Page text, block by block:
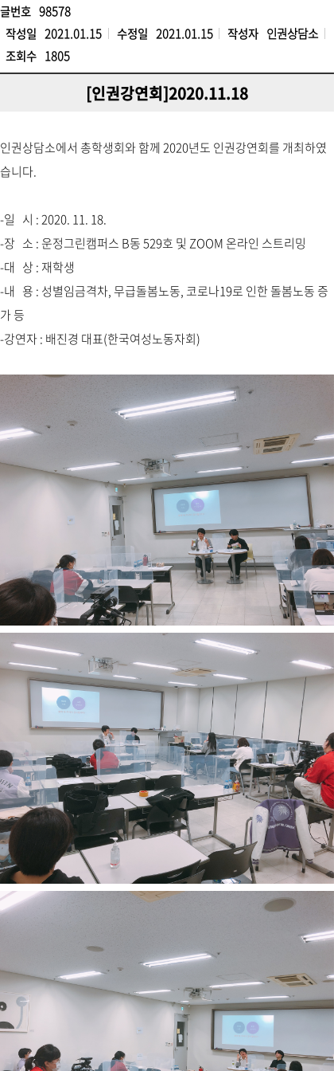
글번호 98578
작성일 2021.01.15 수정일 2021.01.15 작성자 인권상담소
조회수 1805
[인권강연회]2020.11.18
인권상담소에서 총학생회와 함께 2020년도 인권강연회를 개최하였
습니다.
-일 시 : 2020. 11. 18.
-장 소 : 운정그린캠퍼스 B동 529호 및 ZOOM 온라인 스트리밍
-대 상 : 재학생
-내 용 : 성별임금격차, 무급돌봄노동, 코로나19로 인한 돌봄노동 증
가 등
-강연자 : 배진경 대표(한국여성노동자회)